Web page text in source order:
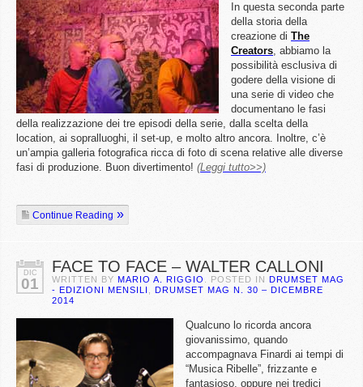
In questa seconda parte
della storia della
creazione di The
Creators, abbiamo la
possibilità esclusiva di
godere della visione di
una serie di video che
documentano le fasi
della realizzazione dei tre episodi della serie, dalla scelta della
location, ai sopralluoghi, il set-up, e molto altro ancora. Inoltre, c’è
un’ampia galleria fotografica ricca di foto di scena relative alle diverse
fasi di produzione. Buon divertimento! (Leggi tutto>>)
Continue Reading
DIC
01
FACE TO FACE – WALTER CALLONI
WRITTEN BY MARIO A. RIGGIO . POSTED IN DRUMSET MAG
- EDIZIONI MENSILI
DRUMSET MAG N. 30 – DICEMBRE
2014
Qualcuno lo ricorda ancora
giovanissimo, quando
accompagnava Finardi ai tempi di
“Musica Ribelle”, frizzante e
fantasioso, oppure nei tredici